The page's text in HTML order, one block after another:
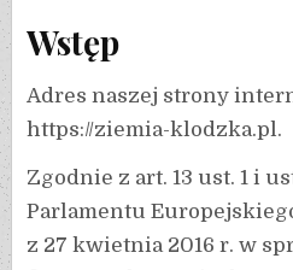
Wstęp
Adres naszej strony
https://ziemia-klodzka.pl.
Zgodnie z art. 13 ust. 1 i
Parlamentu
z 27 kwietnia 2016 r. w